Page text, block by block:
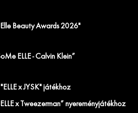
Beauty Awards 2026"
ELLE - Calvin Klein”
x JYSK" játékhoz
x Tweezerman” nyereményjátékhoz